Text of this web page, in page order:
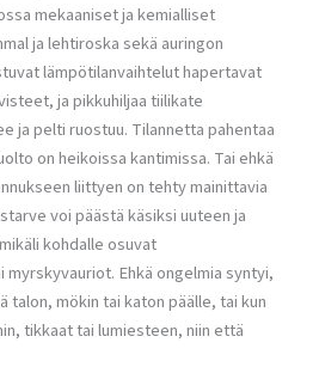
mekaaniset ja kemialliset
ja lehtiroska sekä auringon
lämpötilanvaihtelut hapertavat
ja pikkuhiljaa tiilikate
ja pelti ruostuu. Tilannetta pahentaa
on heikoissa kantimissa. Tai ehkä
liittyen on tehty mainittavia
voi päästä käsiksi uuteen ja
kohdalle osuvat
Ehkä ongelmia syntyi,
talon, mökin tai katon päälle, tai kun
tikkaat tai lumiesteen, niin että